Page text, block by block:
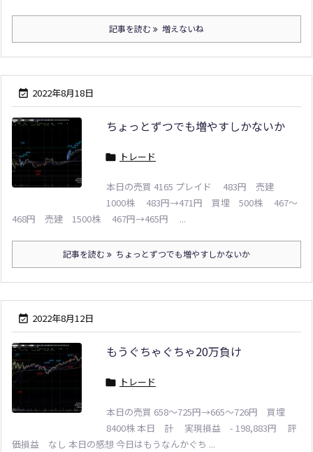
記事を読む 増えないね
 2022年8月18日
ちょっとずつでも増やすしかないか
 トレード
本日の売買 4165 プレイド 483円 売建
1000株 483円→471円 買埋 500株 467～
468円 売建 1500株 467円→465円 ...
記事を読む ちょっとずつでも増やすしかないか
 2022年8月12日
もうぐちゃぐちゃ20万負け
 トレード
本日の売買 658～725円→665～726円 買埋
8400株 本日 計 実現損益 - 198,883円 評
価損益 なし 本日の感想 今日はもうなんかぐち ...